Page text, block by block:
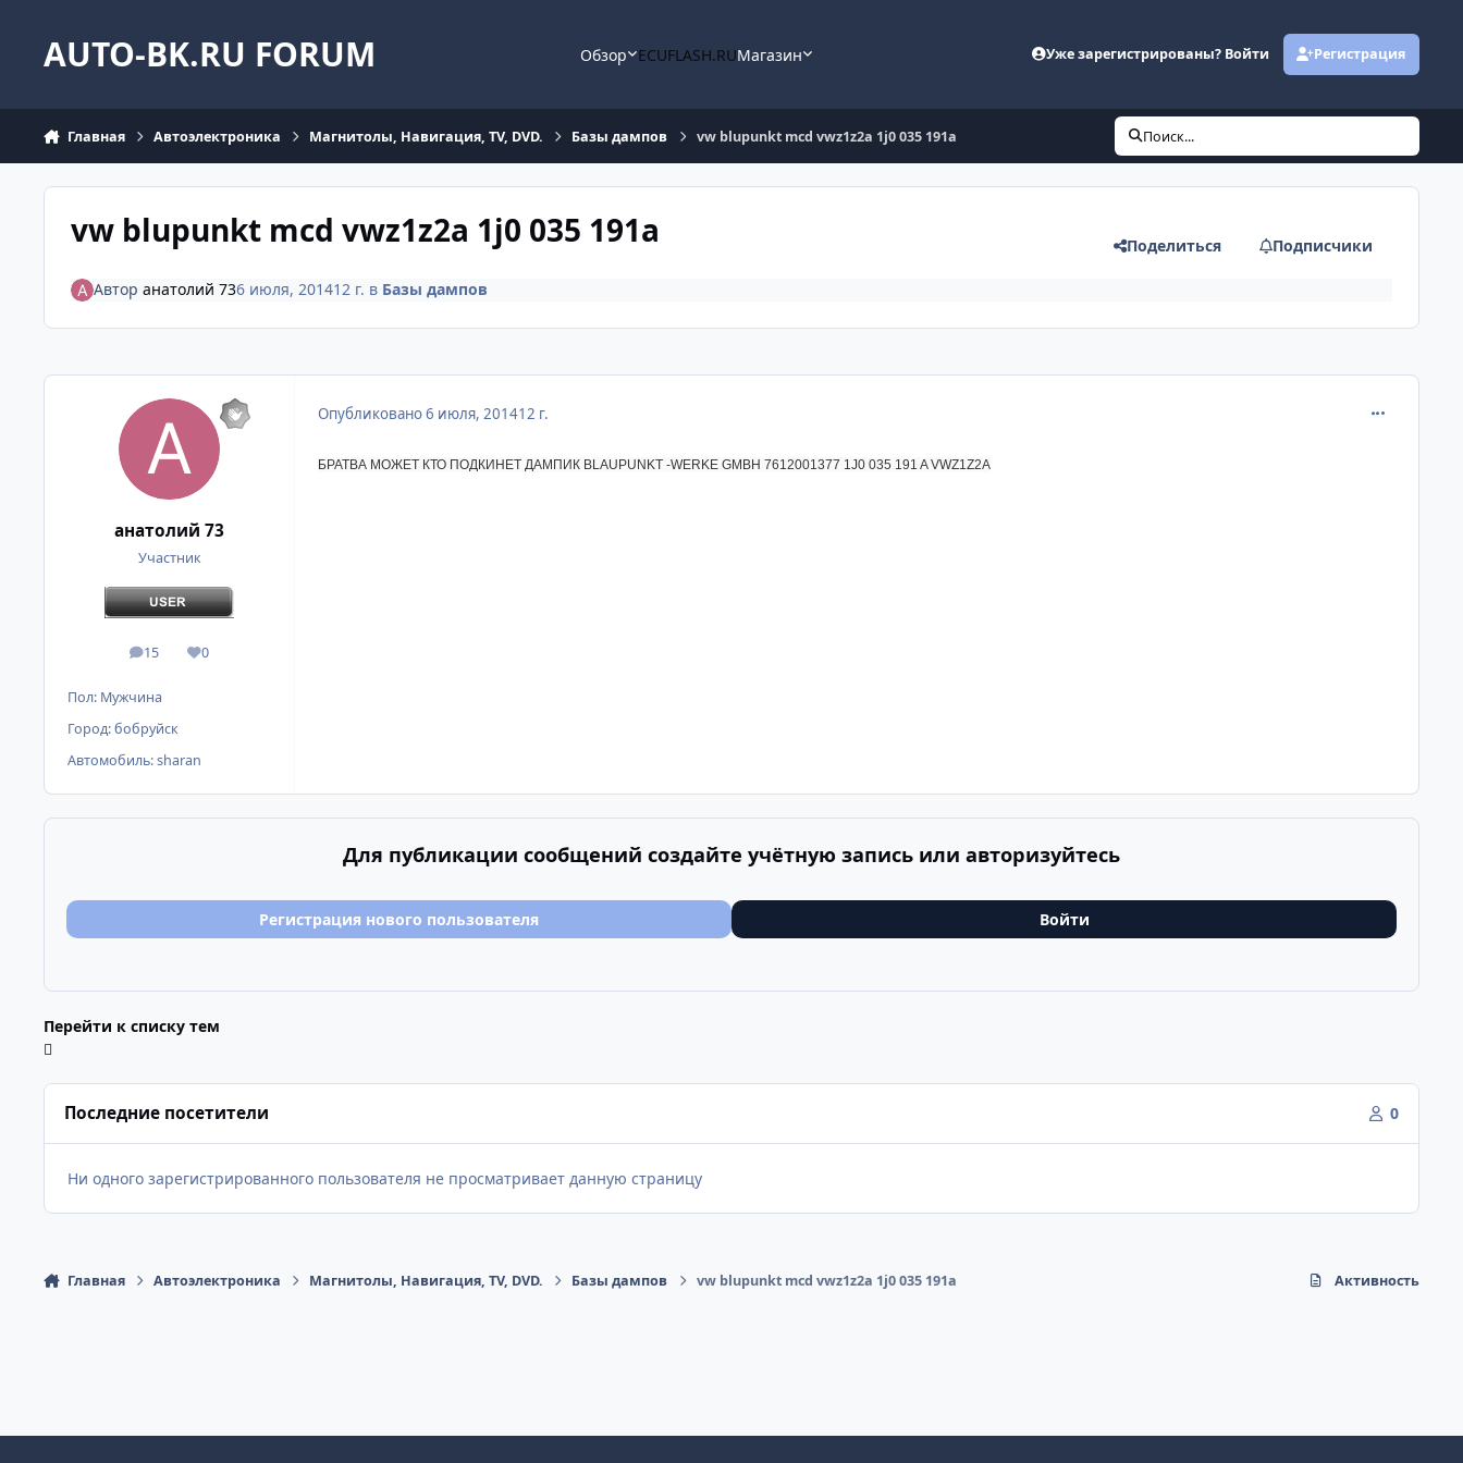
AUTO-BK.RU FORUM Обзор ECUFLASH.RUМагазин Уже зарегистрированы? Войти Регистрация
Главная Автоэлектроника Магнитолы, Навигация, TV, DVD. Базы дампов vw blupunkt mcd vwz1z2a 1j0 035 191a Поиск...
vw blupunkt mcd vwz1z2a 1j0 035 191a Поделиться Подписчики
Автор анатолий 736 июля, 201412 г. в Базы дампов
анатолий 73
Участник
15
сообщения
0
Репутация
Пол: Мужчина
Город:бобруйск
Автомобиль:sharan
Опубликовано6 июля, 201412 г.
БРАТВА МОЖЕТ КТО ПОДКИНЕТ ДАМПИК BLAUPUNKT -WERKE GMBH 7612001377 1J0 035 191 A VWZ1Z2A
Для публикации сообщений создайте учётную запись или авторизуйтесь
Регистрация нового пользователя Войти
Перейти к списку тем
Последние посетители 0
Ни одного зарегистрированного пользователя не просматривает данную страницу
Главная Автоэлектроника Магнитолы, Навигация, TV, DVD. Базы дампов vw blupunkt mcd vwz1z2a 1j0 035 191a Активность